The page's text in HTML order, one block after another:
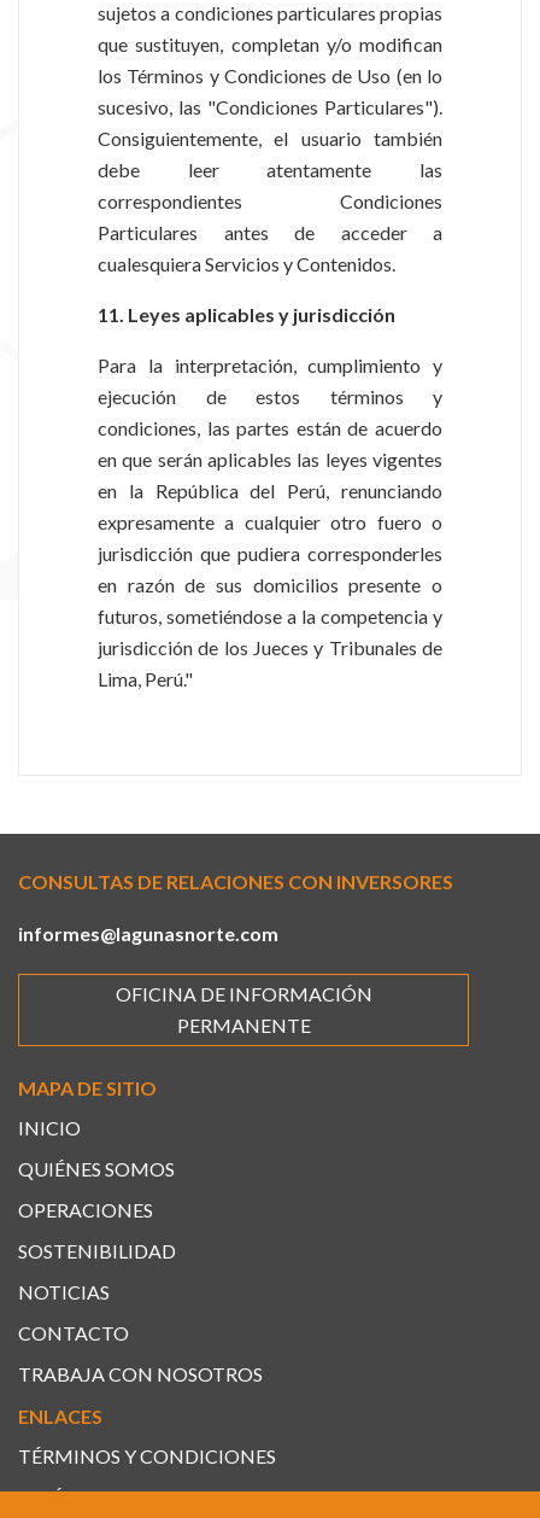
sujetos a condiciones particulares propias
que sustituyen, completan y/o modifican
los Términos y Condiciones de Uso (en lo
sucesivo, las "Condiciones Particulares").
Consiguientemente, el usuario también
debe leer atentamente las
correspondientes Condiciones
Particulares antes de acceder a
cualesquiera Servicios y Contenidos.
11. Leyes aplicables y jurisdicción
Para la interpretación, cumplimiento y
ejecución de estos términos y
condiciones, las partes están de acuerdo
en que serán aplicables las leyes vigentes
en la República del Perú, renunciando
expresamente a cualquier otro fuero o
jurisdicción que pudiera corresponderles
en razón de sus domicilios presente o
futuros, sometiéndose a la competencia y
jurisdicción de los Jueces y Tribunales de
Lima, Perú."
CONSULTAS DE RELACIONES CON INVERSORES
informes@lagunasnorte.com
OFICINA DE INFORMACIÓN
PERMANENTE
MAPA DE SITIO
INICIO
QUIÉNES SOMOS
OPERACIONES
SOSTENIBILIDAD
NOTICIAS
CONTACTO
TRABAJA CON NOSOTROS
ENLACES
TÉRMINOS Y CONDICIONES
POLÍTICAS DE PRIVACIDAD